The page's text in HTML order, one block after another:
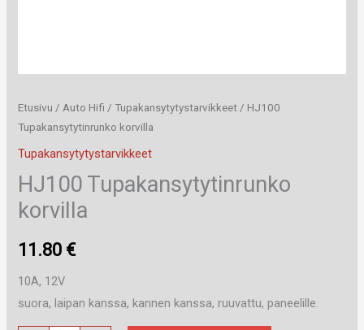
Etusivu / Auto Hifi /Tupakansytytystarvikkeet / HJ100
Tupakansytytinrunko korvilla
Tupakansytytystarvikkeet
HJ100 Tupakansytytinrunko
korvilla
11.80 €
10A, 12V
suora, laipan kanssa, kannen kanssa, ruuvattu, paneelille.